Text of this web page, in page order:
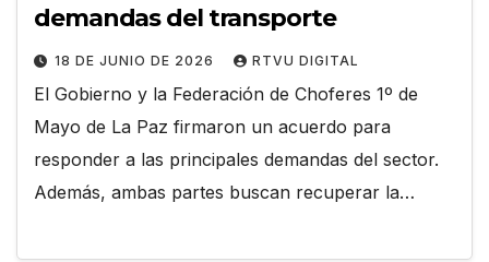
demandas del transporte
18 DE JUNIO DE 2026 RTVU DIGITAL
El Gobierno y la Federación de Choferes 1º de
Mayo de La Paz firmaron un acuerdo para
responder a las principales demandas del sector.
Además, ambas partes buscan recuperar la…